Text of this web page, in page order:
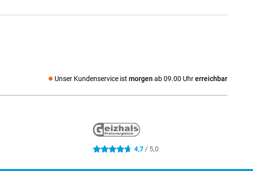
Unser Kundenservice ist morgen ab 09.00 Uhrerreichbar
Social media
4.7 Sterne 4,7 / 5,0